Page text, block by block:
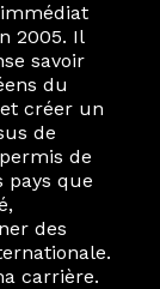
2005. Il
savoir
du
créer un
de
de
pays que
des
carrière.